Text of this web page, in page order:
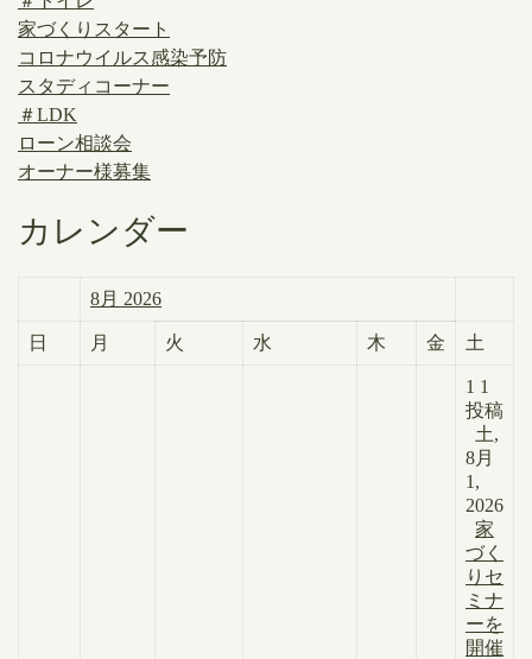
家づくりスタート
コロナウイルス感染予防
スタディコーナー
＃LDK
ローン相談会
オーナー様募集
カレンダー
8月 2026
日 月 火 水 木 金 土
1 1
投稿
土,
8月
1,
2026
家
づく
りセ
ミナ
ーを
開催